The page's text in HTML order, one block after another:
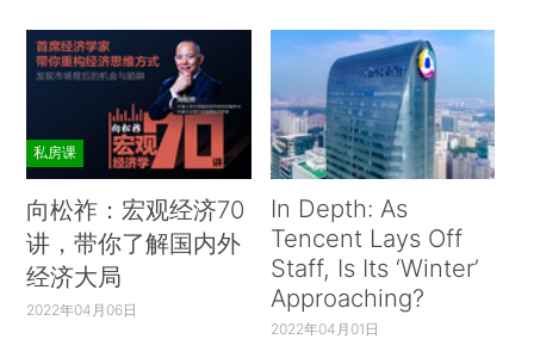
私房课
向松祚：宏观经济70
讲，带你了解国内外
经济大局
2022年04月06日
In Depth: As
Tencent Lays Off
Staff, Is Its ‘Winter’
Approaching?
2022年04月01日